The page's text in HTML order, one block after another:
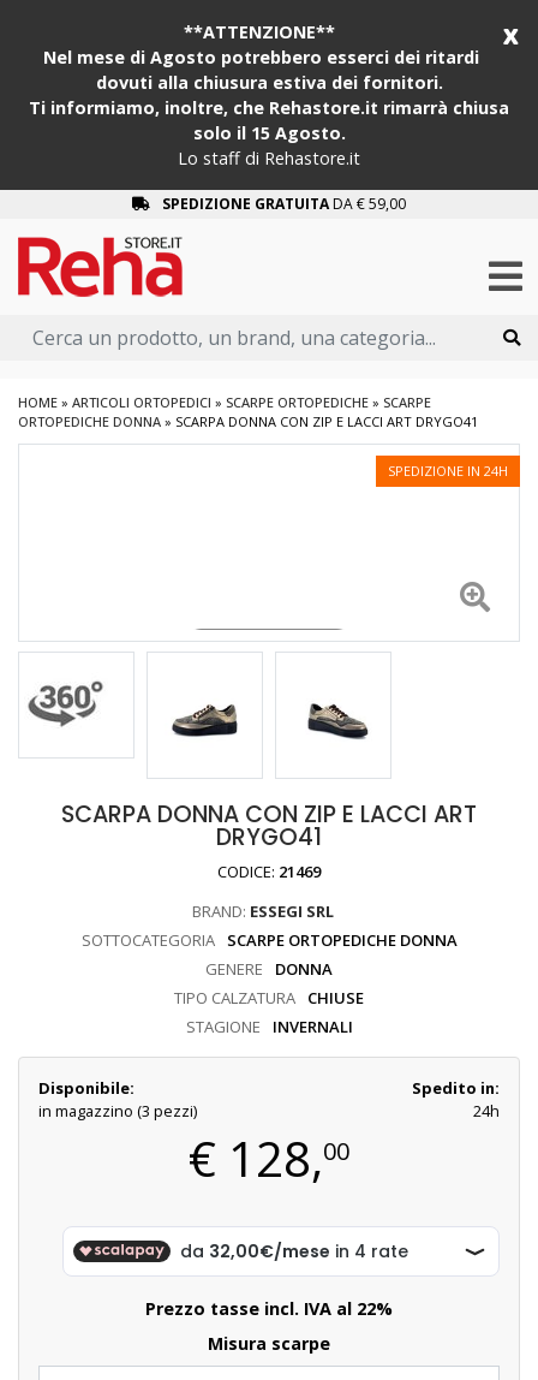
x
**ATTENZIONE**
Nel mese di Agosto potrebbero esserci dei ritardi
dovuti alla chiusura estiva dei fornitori.
Ti informiamo, inoltre, che Rehastore.it rimarrà chiusa
solo il 15 Agosto.
Lo staff di Rehastore.it
SPEDIZIONE GRATUITADA € 59,00
HOME » ARTICOLI ORTOPEDICI » SCARPE ORTOPEDICHE » SCARPE
ORTOPEDICHE DONNA » SCARPA DONNA CON ZIP E LACCI ART DRYGO41
SPEDIZIONE IN 24H
SCARPA DONNA CON ZIP E LACCI ART
DRYGO41
CODICE: 21469
BRAND: ESSEGI SRL
SOTTOCATEGORIA
SCARPE ORTOPEDICHE DONNA
GENERE
DONNA
TIPO CALZATURA
CHIUSE
STAGIONE
INVERNALI
Disponibile:
in magazzino (3 pezzi)
Spedito in:
24h
€ 128,00
Prezzo tasse incl. IVA al 22%
misura scarpe